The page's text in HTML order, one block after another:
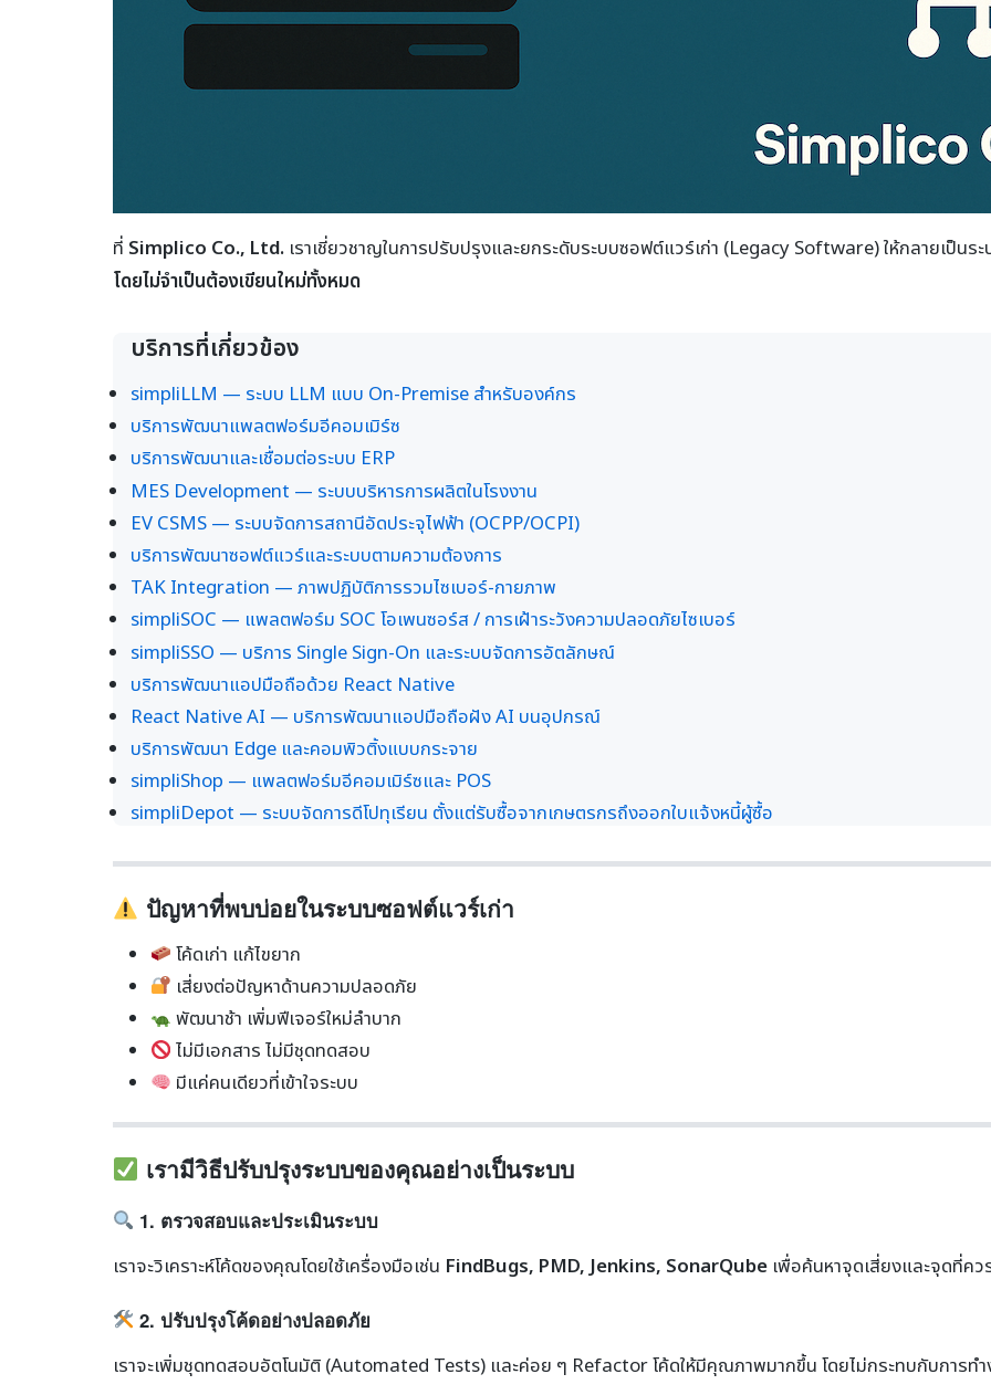
ที่ Simplico Co., Ltd. เราเชี่ยวชาญในการปรับปรุงและยกระดับระบบซอฟต์แวร์เก่า (Legacy Software) ให้กลายเป็
โดยไม่จำเป็นต้องเขียนใหม่ทั้งหมด
บริการที่เกี่ยวข้อง
simpliLLM — ระบบ LLM แบบ On-Premise สำหรับองค์กร
บริการพัฒนาแพลตฟอร์มอีคอมเมิร์ซ
บริการพัฒนาและเชื่อมต่อระบบ ERP
MES Development — ระบบบริหารการผลิตในโรงงาน
EV CSMS — ระบบจัดการสถานีอัดประจุไฟฟ้า (OCPP/OCPI)
บริการพัฒนาซอฟต์แวร์และระบบตามความต้องการ
TAK Integration — ภาพปฏิบัติการรวมไซเบอร์-กายภาพ
simpliSOC — แพลตฟอร์ม SOC โอเพนซอร์ส / การเฝ้าระวังความปลอดภัยไซเบอร์
simpliSSO — บริการ Single Sign-On และระบบจัดการอัตลักษณ์
บริการพัฒนาแอปมือถือด้วย React Native
React Native AI — บริการพัฒนาแอปมือถือฝัง AI บนอุปกรณ์
บริการพัฒนา Edge และคอมพิวติ้งแบบกระจาย
simpliShop — แพลตฟอร์มอีคอมเมิร์ซและ POS
simpliDepot — ระบบจัดการดีโปทุเรียน ตั้งแต่รับซื้อจากเกษตรกรถึงออกใบแจ้งหนี้ผู้ซื้อ
ปัญหาที่พบบ่อยในระบบซอฟต์แวร์เก่า
โค้ดเก่า แก้ไขยาก
เสี่ยงต่อปัญหาด้านความปลอดภัย
พัฒนาช้า เพิ่มฟีเจอร์ใหม่ลำบาก
ไม่มีเอกสาร ไม่มีชุดทดสอบ
มีแค่คนเดียวที่เข้าใจระบบ
เรามีวิธีปรับปรุงระบบของคุณอย่างเป็นระบบ
1. ตรวจสอบและประเมินระบบ
เราจะวิเคราะห์โค้ดของคุณโดยใช้เครื่องมือเช่น FindBugs, PMD, Jenkins, SonarQube เพื่อค้นหาจุดเสี่ยงและจุดที่ค
2. ปรับปรุงโค้ดอย่างปลอดภัย
เราจะเพิ่มชุดทดสอบอัตโนมัติ (Automated Tests) และค่อย ๆ Refactor โค้ดให้มีคุณภาพมากขึ้น โดยไม่กระทบกับการทำ